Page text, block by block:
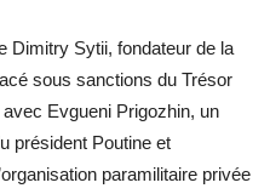
Dimitry Sytii, fondateur de la
sous sanctions du Trésor
Evgueni Prigozhin, un
président Poutine et
paramilitaire privée